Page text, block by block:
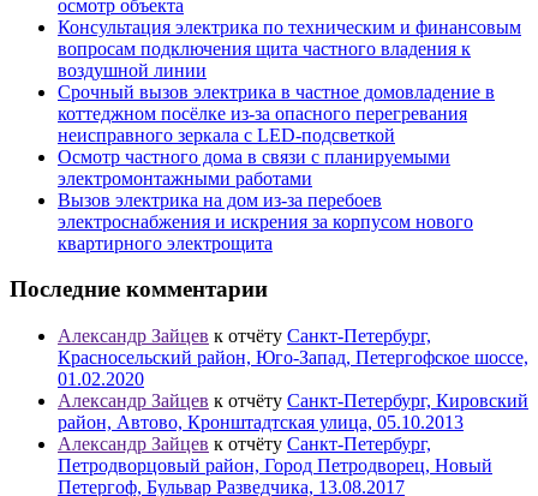
осмотр объекта
Консультация электрика по техническим и финансовым
вопросам подключения щита частного владения к
воздушной линии
Срочный вызов электрика в частное домовладение в
коттеджном посёлке из-за опасного перегревания
неисправного зеркала с LED-подсветкой
Осмотр частного дома в связи с планируемыми
электромонтажными работами
Вызов электрика на дом из-за перебоев
электроснабжения и искрения за корпусом нового
квартирного электрощита
Последние комментарии
Александр Зайцев к отчёту Санкт-Петербург,
Красносельский район, Юго-Запад, Петергофское шоссе,
01.02.2020
Александр Зайцев к отчёту Санкт-Петербург, Кировский
район, Автово, Кронштадтская улица, 05.10.2013
Александр Зайцев к отчёту Санкт-Петербург,
Петродворцовый район, Город Петродворец, Новый
Петергоф, Бульвар Разведчика, 13.08.2017